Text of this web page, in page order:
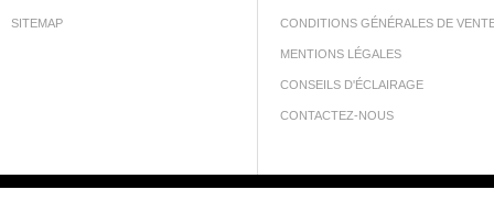
SITEMAP CONDITIONS GÉNÉRALES DE
MENTIONS LÉGALES
CONSEILS D'ÉCLAIRAGE
CONTACTEZ-NOUS